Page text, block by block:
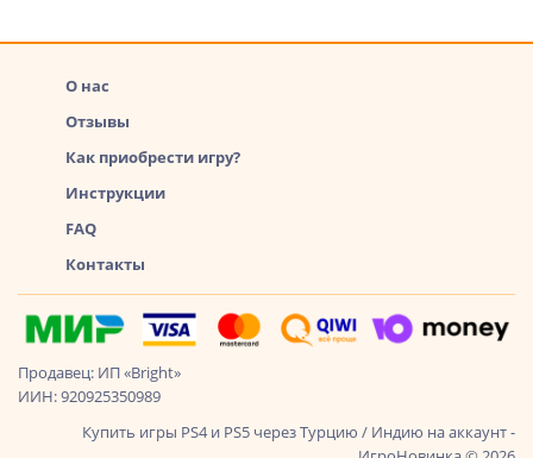
О нас
Отзывы
Как приобрести игру?
Инструкции
FAQ
Контакты
Продавец: ИП «Bright»
ИИН: 920925350989
Купить игры PS4 и PS5 через Турцию / Индию на аккаунт -